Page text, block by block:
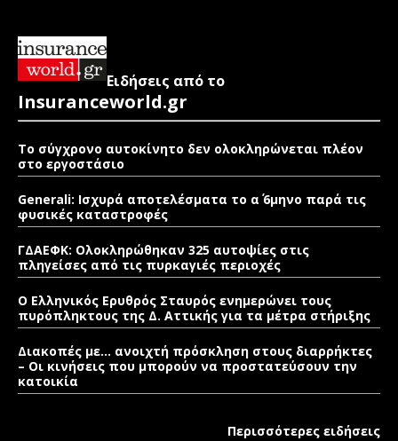
Ειδήσεις από το
Insuranceworld.gr
Το σύγχρονο αυτοκίνητο δεν ολοκληρώνεται πλέον
στο εργοστάσιο
Generali: Ισχυρά αποτελέσματα το α΄ 6μηνο παρά τις
φυσικές καταστροφές
ΓΔΑΕΦΚ: Ολοκληρώθηκαν 325 αυτοψίες στις
πληγείσες από τις πυρκαγιές περιοχές
Ο Ελληνικός Ερυθρός Σταυρός ενημερώνει τους
πυρόπληκτους της Δ. Αττικής για τα μέτρα στήριξης
Διακοπές με… ανοιχτή πρόσκληση στους διαρρήκτες
– Οι κινήσεις που μπορούν να προστατεύσουν την
κατοικία
Περισσότερες ειδήσεις